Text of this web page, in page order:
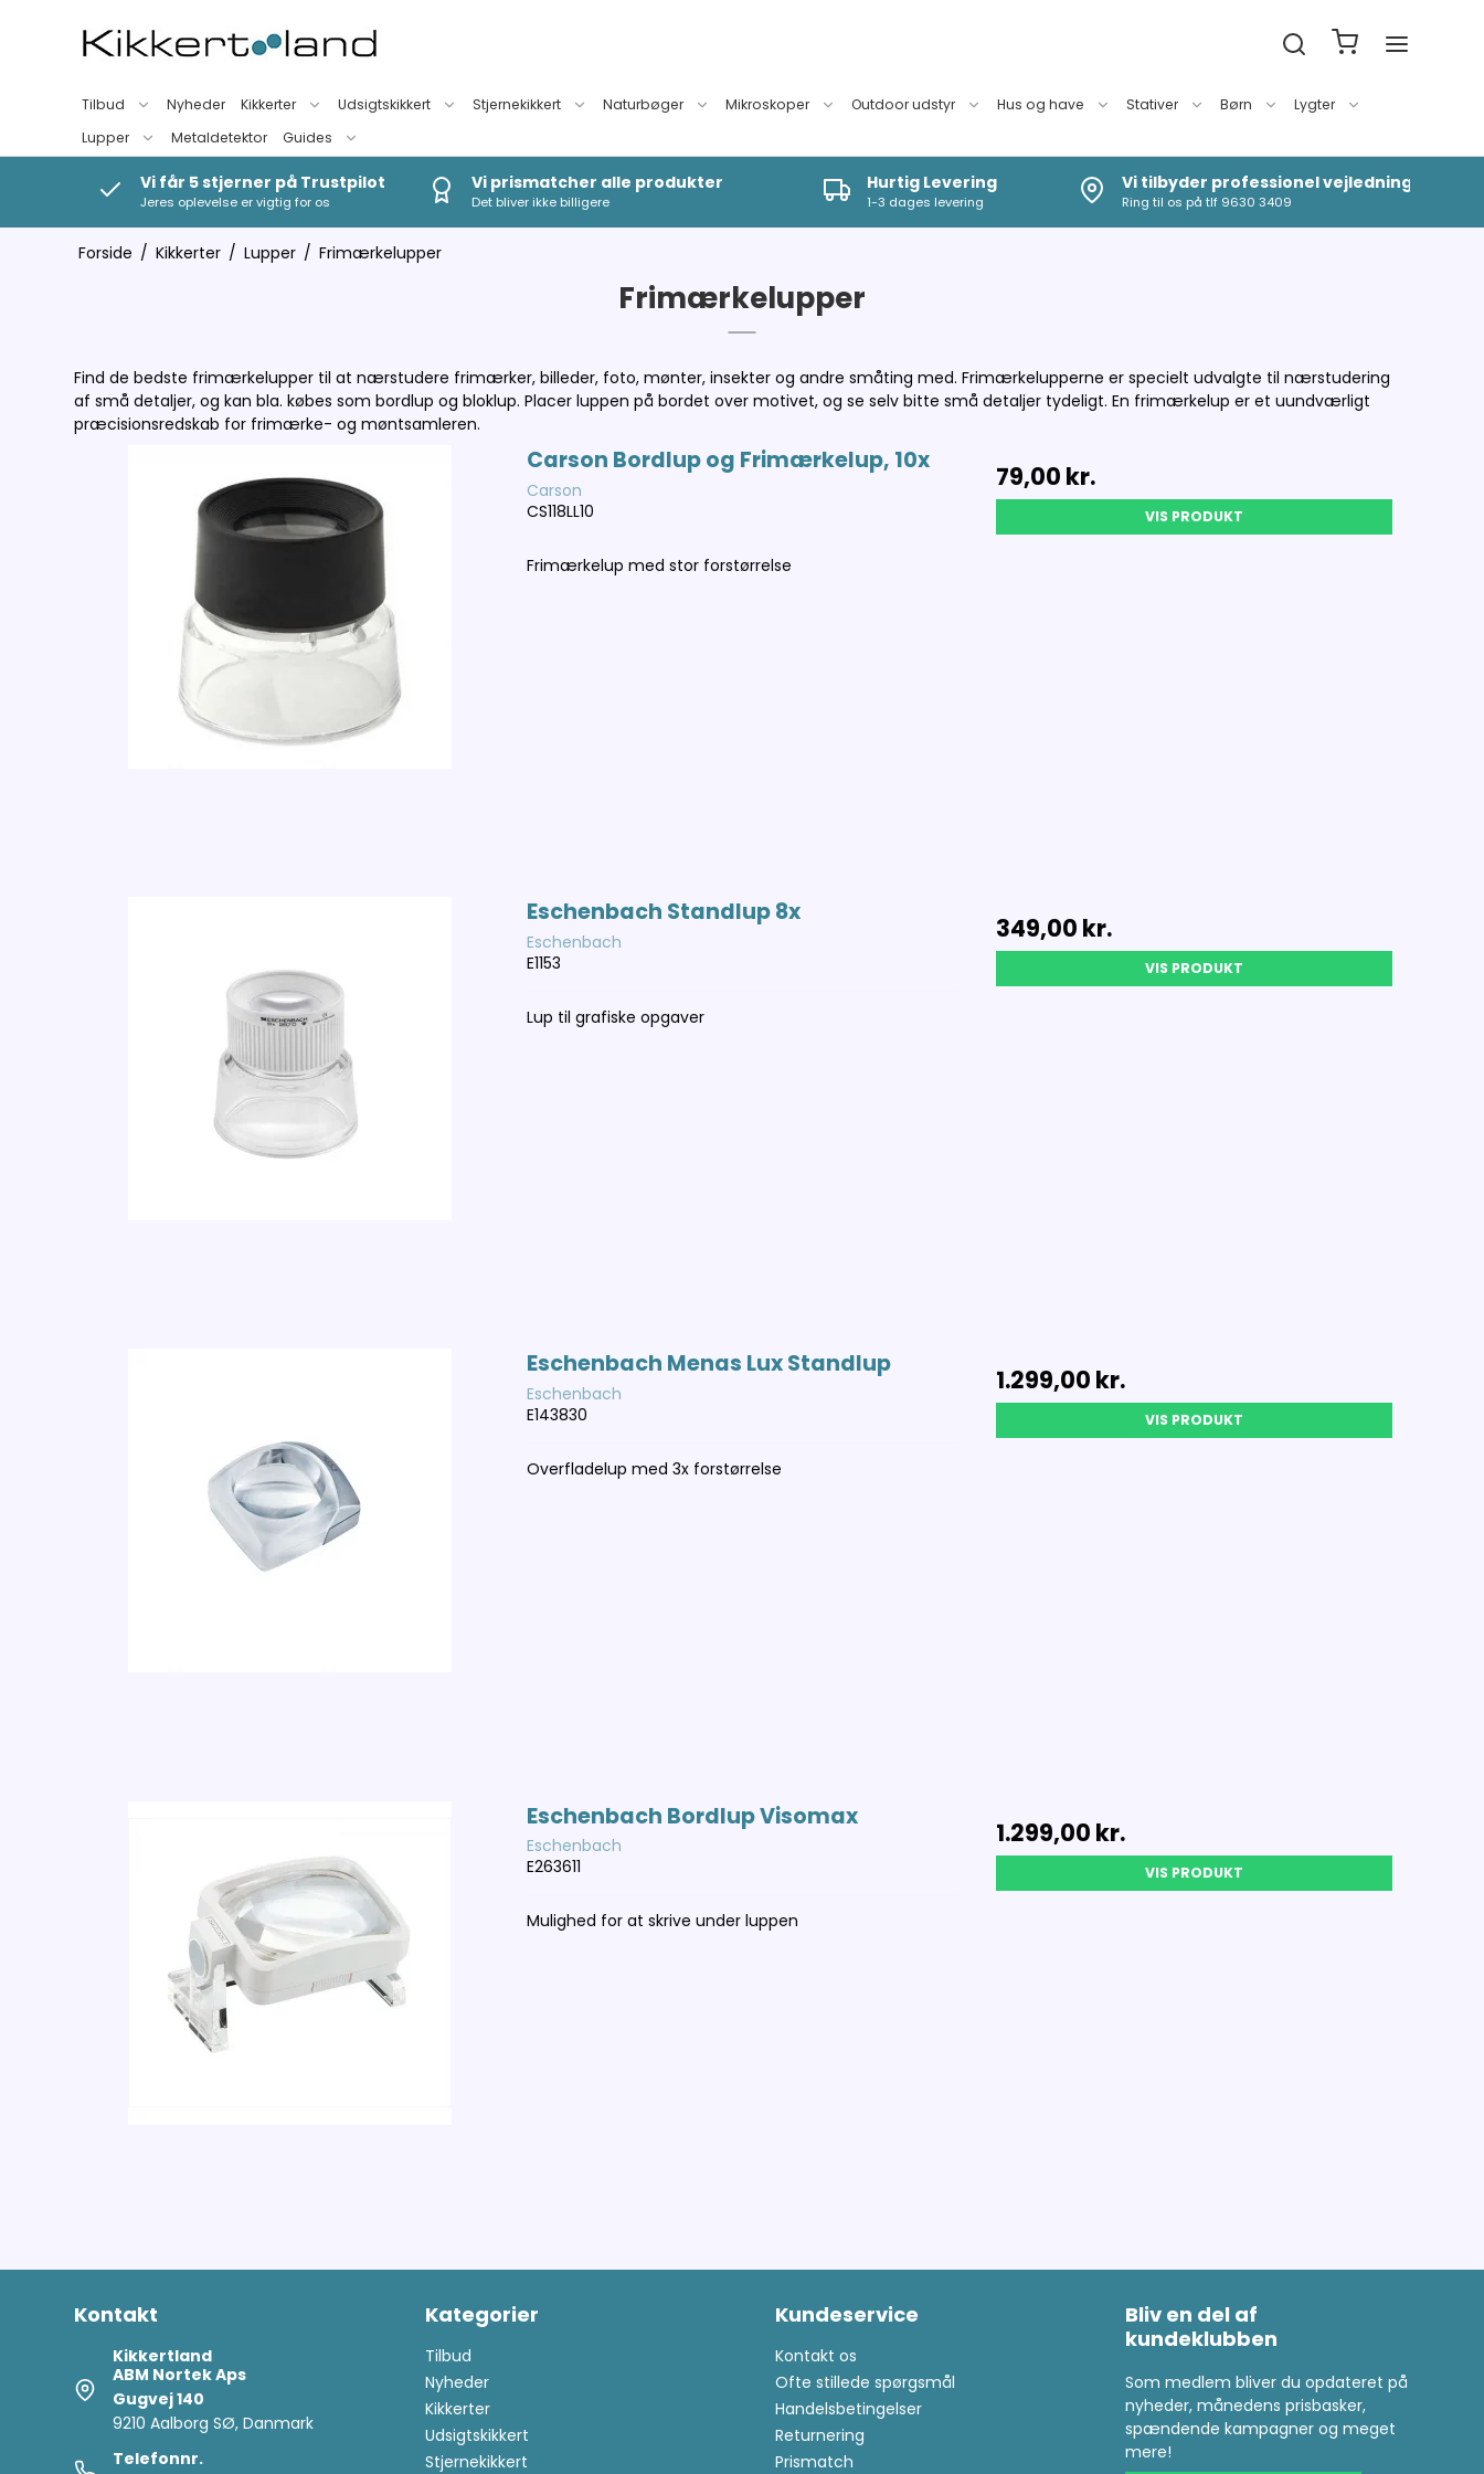
Tilbud Nyheder Kikkerter Udsigtskikkert Stjernekikkert Naturbøger Mikroskoper Outdoor udstyr Hus og have Stativer Børn
Lygter
Lupper
Metaldetektor Guides
Vi får 5 stjerner på Trustpilot
Jeres oplevelse er vigtig for os
Vi prismatcher alle produkter
Det bliver ikke billigere
Hurtig Levering
1-3 dages levering
Vi tilbyder professionel vejledning
Ring til os på tlf 9630 3409
Forside / Kikkerter / Lupper / Frimærkelupper
Frimærkelupper
Find de bedste frimærkelupper til at nærstudere frimærker, billeder, foto, mønter, insekter og andre småting med. Frimærkelupperne er specielt udvalgte til nærstudering
af små detaljer, og kan bla. købes som bordlup og bloklup. Placer luppen på bordet over motivet, og se selv bitte små detaljer tydeligt. En frimærkelup er et uundværligt
præcisionsredskab for frimærke- og møntsamleren.
Carson Bordlup og Frimærkelup, 10x
Carson
CS118LL10
Frimærkelup med stor forstørrelse
79,00 kr.
VIS PRODUKT
Eschenbach Standlup 8x
Eschenbach
E1153
Lup til grafiske opgaver
349,00 kr.
VIS PRODUKT
Eschenbach Menas Lux Standlup
Eschenbach
E143830
Overfladelup med 3x forstørrelse
1.299,00 kr.
VIS PRODUKT
Eschenbach Bordlup Visomax
Eschenbach
E263611
Mulighed for at skrive under luppen
1.299,00 kr.
VIS PRODUKT
Kontakt
Kikkertland
ABM Nortek Aps
Gugvej 140
9210 Aalborg SØ, Danmark
Telefonnr.
Kategorier
Tilbud
Nyheder
Kikkerter
Udsigtskikkert
Stjernekikkert
Kundeservice
Kontakt os
Ofte stillede spørgsmål
Handelsbetingelser
Returnering
Prismatch
Bliv en del af
kundeklubben
Som medlem bliver du opdateret på
nyheder, månedens prisbasker,
spændende kampagner og meget
mere!